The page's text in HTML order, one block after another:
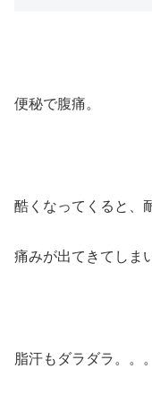
便秘で腹痛。
酷くなってくると、
痛みが出てきてしま
脂汗もダラダラ。。。